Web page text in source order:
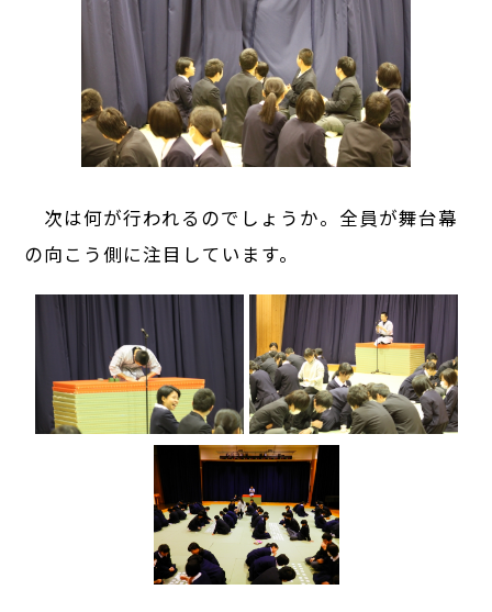
次は何が行われるのでしょうか。全員が舞台幕
の向こう側に注目しています。